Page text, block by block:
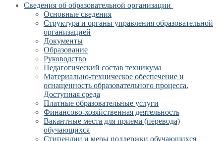
Сведения об образовательной организации
Основные сведения
Структура и органы управления образовательной
организацией
Документы
Образование
Руководство
Педагогический состав техникума
Материально-техническое обеспечение и
оснащенность образовательного процесса.
Доступная среда
Платные образовательные услуги
Финансово-хозяйственная деятельность
Вакантные места для приема (перевода)
обучающихся
Стипендии и меры поддержки обучающихся